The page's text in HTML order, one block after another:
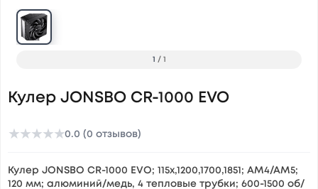
1 / 1
Кулер JONSBO CR-1000 EVO
★★★★★0.0 (0 отзывов)
Кулер JONSBO CR-1000 EVO; 115x,1200,1700,1851; AM4/AM5;
120 мм; алюминий/медь, 4 тепловые трубки; 600-1500 об/